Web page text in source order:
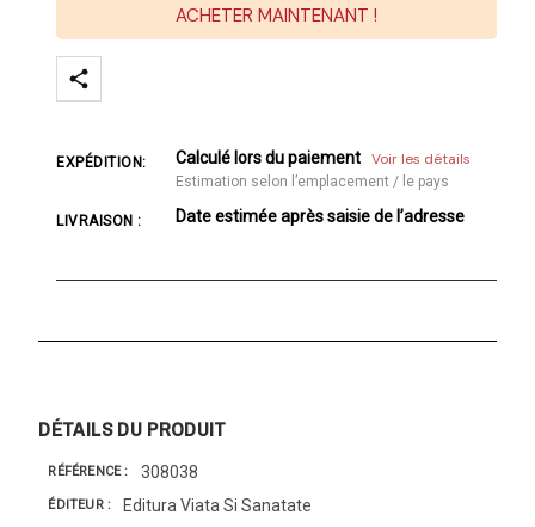
ACHETER MAINTENANT !
EXPÉDITION: Calculé lors du paiement Voir les détails
Estimation selon l’emplacement / le pays
LIVRAISON : Date estimée après saisie de l’adresse
DÉTAILS DU PRODUIT
RÉFÉRENCE 308038
ÉDITEUR Editura Viata Si Sanatate